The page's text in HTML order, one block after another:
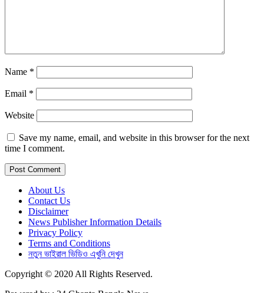
Name *
Email *
Website
Save my name, email, and website in this browser for the next
time I comment.
About Us
Contact Us
Disclaimer
News Publisher Information Details
Privacy Policy
Terms and Conditions
নতুন ভাইরাল ভিডিও এখুনি দেখুন
Copyright © 2020 All Rights Reserved.